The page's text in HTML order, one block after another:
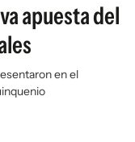
apuesta del
en el